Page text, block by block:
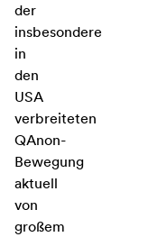
der
insbesondere
in
den
USA
verbreiteten
QAnon-
Bewegung
aktuell
von
großem